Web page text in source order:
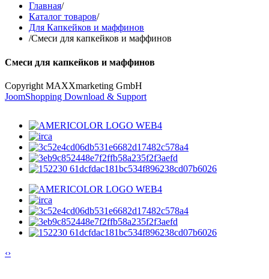
Главная/
Каталог товаров/
Для Капкейков и маффинов
/Смеси для капкейков и маффинов
Смеси для капкейков и маффинов
Copyright MAXXmarketing GmbH
JoomShopping Download & Support
‹›